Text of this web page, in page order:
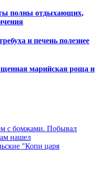
полны отдыхающих,
и печень полезнее
марийская роща и
с бомжами. Побывал
нашел
"Копи царя